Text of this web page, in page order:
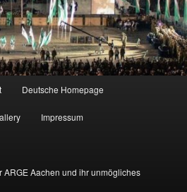
Deutsche Homepage
Impressum
Aachen und ihr unmögliches